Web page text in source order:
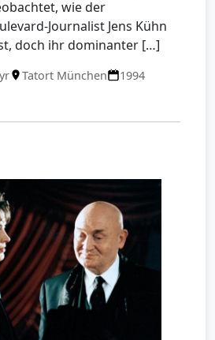
wie der
Journalist Jens Kühn
doch ihr dominanter […]
Tatort München 1994